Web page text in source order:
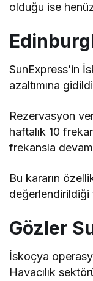
olduğu ise
SunExpress’in
azaltımına
Rezervasyon
haftalık 10
frekansla
Bu kararın
değerlendirildiği
Gözler
İskoçya
Havacılık